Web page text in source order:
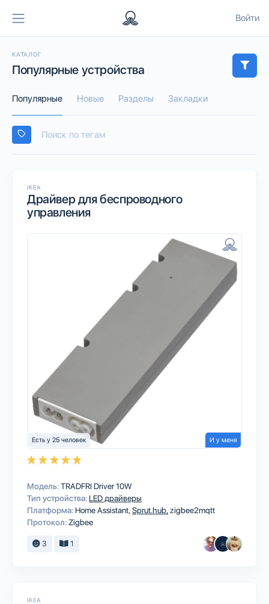
Войти
КАТАЛОГ
Популярные устройства
Популярные Новые Разделы Закладки
IKEA
Драйвер для беспроводного
управления
Есть у 25 человек И у меня
Модель:TRADFRI Driver 10W
Тип устройства: LED драйверы
Платформа: Home AssistantSprut.hubzigbee2mqtt
Протокол: Zigbee
3 1
IKEA